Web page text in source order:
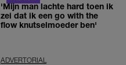
'Mijn man lachte hard toen ik
zei dat ik een go with the
flow knutselmoeder ben'
ADVERTORIAL